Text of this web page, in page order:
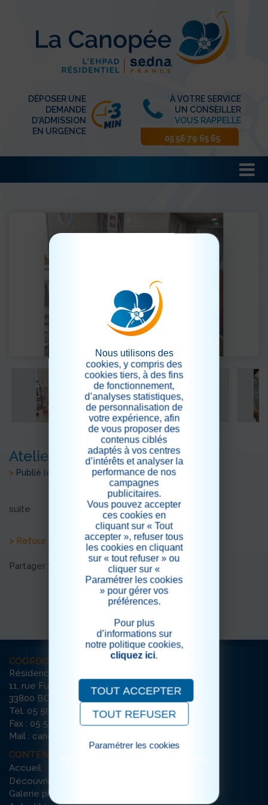
DÉPOSER UNE
DEMANDE
D'ADMISSION
EN URGENCE
À VOTRE SERVICE
UN CONSEILLER
VOUS RAPPELLE
05 56 79 65 65
Atelier "écriture à la plume"
> Publié le 18/04/2021
suite
> Retour aux actualités
Partager sur les réseaux sociaux
COORDONNÉES
Résidence La Canopée
11, rue Furtado
33800 BORDEAUX
Tél. 05 56 79 65 65
Fax : 05 56 79 35 74
Mail : canopee-bordeaux@ehpad-sedna.fr
CONTENU DU SITE
Accueil
Découvrir la résidence
Galerie photos
Nous utilisons des
cookies, y compris des
cookies tiers, à des fins
de fonctionnement,
d’analyses statistiques,
de personnalisation de
votre expérience, afin
de vous proposer des
contenus ciblés
adaptés à vos centres
d’intérêts et analyser la
performance de nos
campagnes
publicitaires.
Vous pouvez accepter
ces cookies en
cliquant sur « Tout
accepter », refuser tous
les cookies en cliquant
sur « tout refuser » ou
cliquer sur «
Paramétrer les cookies
» pour gérer vos
préférences.
Pour plus
d’informations sur
notre politique cookies,
cliquez ici.
TOUT ACCEPTER
TOUT REFUSER
Paramétrer les cookies